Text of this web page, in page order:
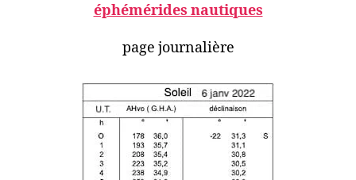
éphémérides nautiques
page journalière